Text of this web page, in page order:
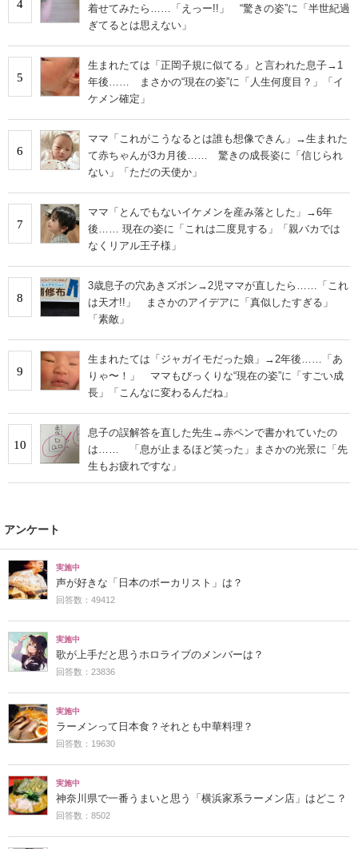
4
着せてみたら……「えっー!!」 “驚きの姿”に「半世紀過
ぎてるとは思えない」
5
生まれたては「正岡子規に似てる」と言われた息子→1
年後…… まさかの“現在の姿”に「人生何度目？」「イ
ケメン確定」
6
ママ「これがこうなるとは誰も想像できん」→生まれた
て赤ちゃんが3カ月後…… 驚きの成長姿に「信じられ
ない」「ただの天使か」
7
ママ「とんでもないイケメンを産み落とした」→6年
後…… 現在の姿に「これは二度見する」「親バカでは
なくリアル王子様」
8
3歳息子の穴あきズボン→2児ママが直したら……「これ
は天才!!」 まさかのアイデアに「真似したすぎる」
「素敵」
9
生まれたては「ジャガイモだった娘」→2年後……「あ
りゃ〜！」 ママもびっくりな“現在の姿”に「すごい成
長」「こんなに変わるんだね」
10
息子の誤解答を直した先生→赤ペンで書かれていたの
は…… 「息が止まるほど笑った」まさかの光景に「先
生もお疲れですな」
アンケート
実施中
声が好きな「日本のボーカリスト」は？
回答数：49412
実施中
歌が上手だと思うホロライブのメンバーは？
回答数：23836
実施中
ラーメンって日本食？それとも中華料理？
回答数：19630
実施中
神奈川県で一番うまいと思う「横浜家系ラーメン店」はどこ？
回答数：8502